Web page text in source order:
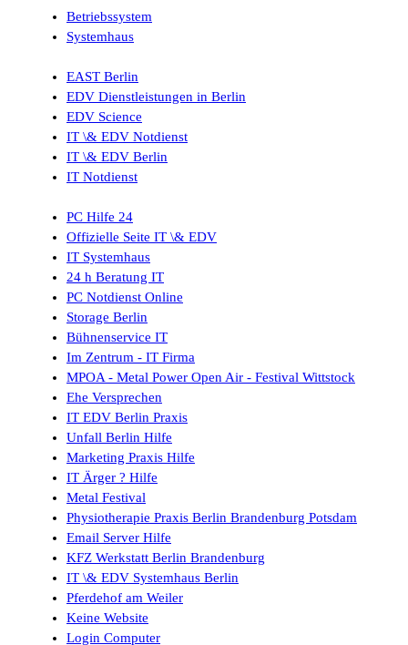
Betriebssystem
Systemhaus
EAST Berlin
EDV Dienstleistungen in Berlin
EDV Science
IT \& EDV Notdienst
IT \& EDV Berlin
IT Notdienst
PC Hilfe 24
Offizielle Seite IT \& EDV
IT Systemhaus
24 h Beratung IT
PC Notdienst Online
Storage Berlin
Bühnenservice IT
Im Zentrum - IT Firma
MPOA - Metal Power Open Air - Festival Wittstock
Ehe Versprechen
IT EDV Berlin Praxis
Unfall Berlin Hilfe
Marketing Praxis Hilfe
IT Ärger ? Hilfe
Metal Festival
Physiotherapie Praxis Berlin Brandenburg Potsdam
Email Server Hilfe
KFZ Werkstatt Berlin Brandenburg
IT \& EDV Systemhaus Berlin
Pferdehof am Weiler
Keine Website
Login Computer